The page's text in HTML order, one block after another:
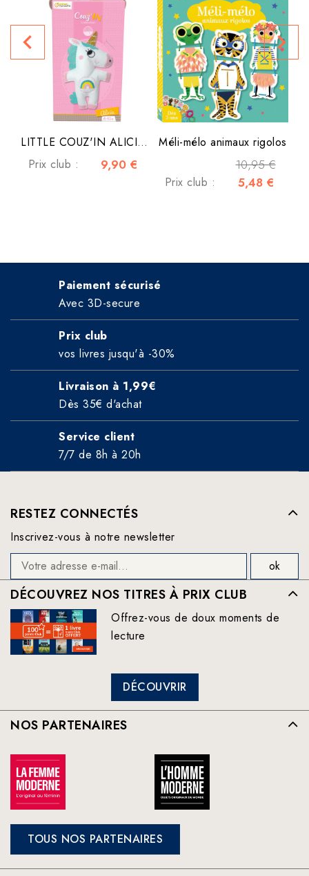
LITTLE COUZ'IN ALICIA LA...
Prix club :
9,90 €
Méli-mélo animaux rigolos
10,95 €
Prix club : 5,48 €
navigate_before navigate_next
Paiement sécurisé
Avec 3D-secure
Prix club
vos livres jusqu'à -30%
Livraison à 1,99€
Dès 35€ d'achat
Service client
7/7 de 8h à 20h
RESTEZ CONNECTÉS
Inscrivez-vous à notre newsletter
DÉCOUVREZ NOS TITRES À PRIX CLUB
Offrez-vous de doux moments de
lecture
DÉCOUVRIR
NOS PARTENAIRES
TOUS NOS PARTENAIRES